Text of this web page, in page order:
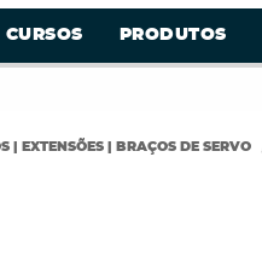
CURSOS PRODUTOS
| EXTENSÕES | BRAÇOS DE SERVO